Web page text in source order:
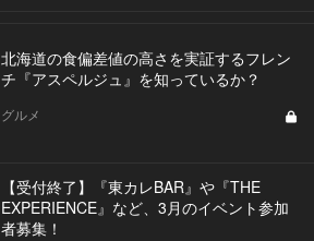
北海道の食偏差値の高さを実証するフレン
チ『アスペルジュ』を知っているか？
グルメ
【受付終了】『東カレBAR』や『THE
EXPERIENCE』など、3月のイベント参加
者募集！